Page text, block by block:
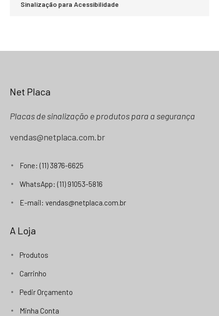
Sinalização para Acessibilidade
Net Placa
Placas de sinalização e produtos para a segurança
vendas@netplaca.com.br
Fone: (11) 3876-6625
WhatsApp: (11) 91053-5816
E-mail: vendas@netplaca.com.br
A Loja
Produtos
Carrinho
Pedir Orçamento
Minha Conta